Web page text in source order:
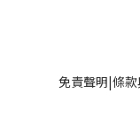
免責聲明|條款